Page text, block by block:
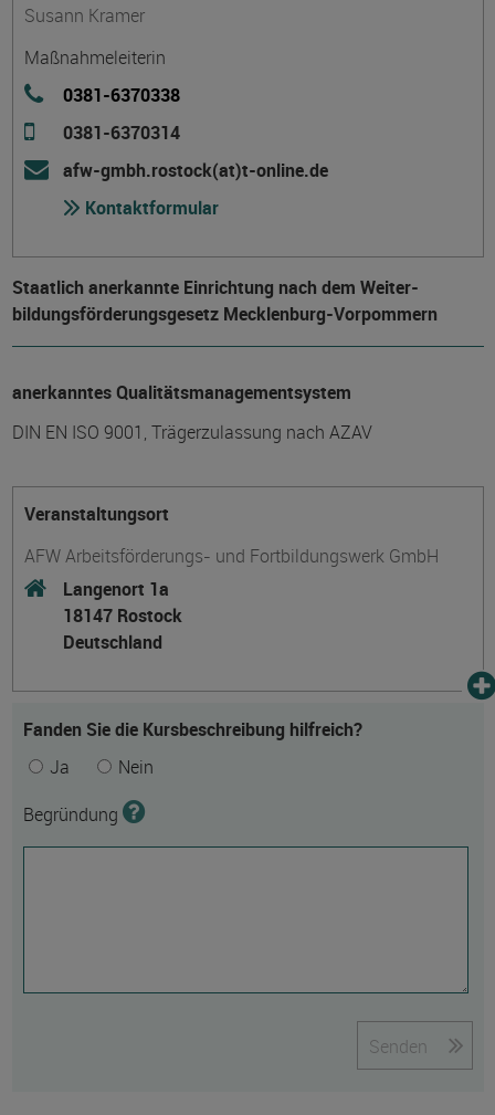
Susann Kramer
Maßnahmeleiterin
0381-6370338
0381-6370314
afw-gmbh.rostock(at)t-online.de
Kontaktformular
Staatlich anerkannte Einrichtung nach dem Weiter­
bildungs­förderungs­gesetz Mecklenburg-Vorpommern
anerkanntes Qualitätsmanagementsystem
DIN EN ISO 9001, Trägerzulassung nach AZAV
Veranstaltungsort
AFW Arbeitsförderungs- und Fortbildungswerk GmbH
Langenort 1a
18147 Rostock
Deutschland
Fanden Sie die Kursbeschreibung hilfreich?
Ja
Nein
Begründung
Senden